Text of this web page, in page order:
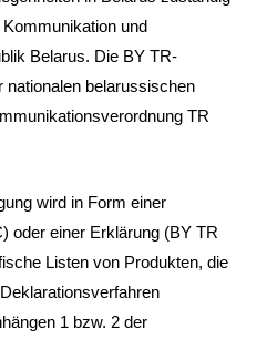
und
Belarus. Die BY TR-
nationalen belarussischen
TR
wird in Form einer
oder einer Erklärung (BY TR
Listen von Produkten, die
1 bzw. 2 der